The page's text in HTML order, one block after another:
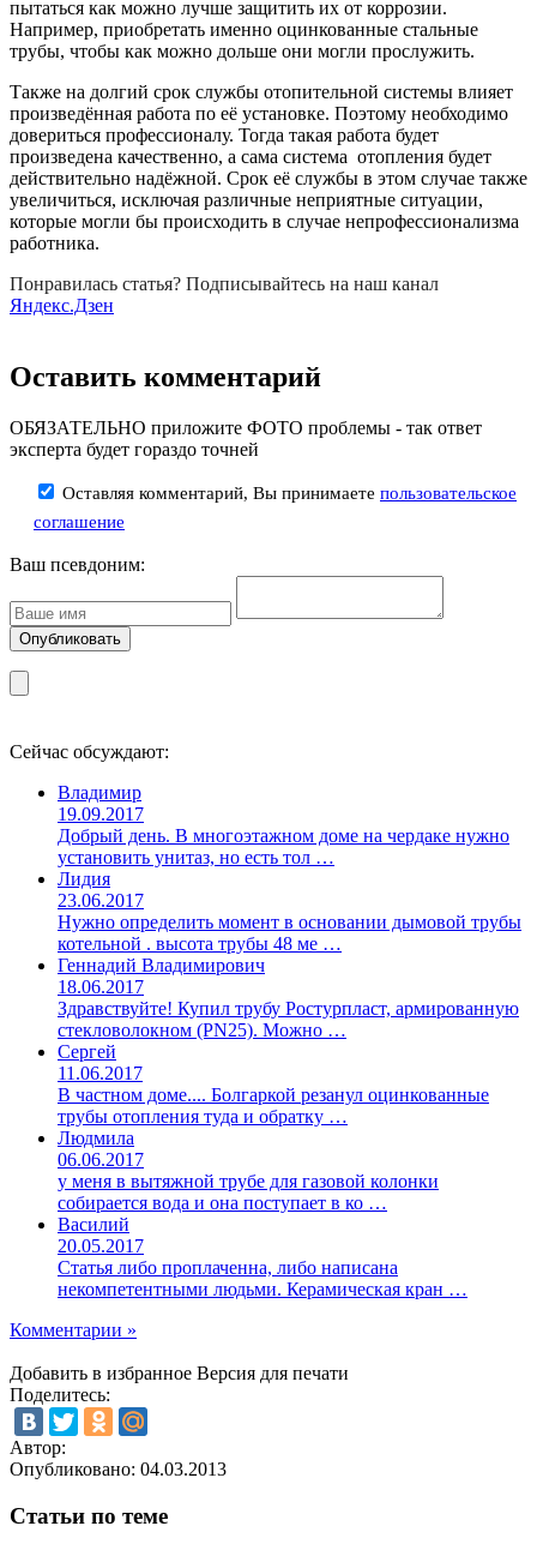
пытаться как можно лучше защитить их от коррозии.
Например, приобретать именно оцинкованные стальные
трубы, чтобы как можно дольше они могли прослужить.
Также на долгий срок службы отопительной системы влияет
произведённая работа по её установке. Поэтому необходимо
довериться профессионалу. Тогда такая работа будет
произведена качественно, а сама система отопления будет
действительно надёжной. Срок её службы в этом случае также
увеличиться, исключая различные неприятные ситуации,
которые могли бы происходить в случае непрофессионализма
работника.
Понравилась статья? Подписывайтесь на наш канал
Яндекс.Дзен
Оставить комментарий
ОБЯЗАТЕЛЬНО приложите ФОТО проблемы - так ответ
эксперта будет гораздо точней
Оставляя комментарий, Вы принимаете пользовательское
соглашение
Ваш псевдоним:
Сейчас обсуждают:
Владимир
19.09.2017
Добрый день. В многоэтажном доме на чердаке нужно
установить унитаз, но есть тол …
Лидия
23.06.2017
Нужно определить момент в основании дымовой трубы
котельной . высота трубы 48 ме …
Геннадий Владимирович
18.06.2017
Здравствуйте! Купил трубу Ростурпласт, армированную
стекловолокном (PN25). Можно …
Сергей
11.06.2017
В частном доме.... Болгаркой резанул оцинкованные
трубы отопления туда и обратку …
Людмила
06.06.2017
у меня в вытяжной трубе для газовой колонки
собирается вода и она поступает в ко …
Василий
20.05.2017
Статья либо проплаченна, либо написана
некомпетентными людьми. Керамическая кран …
Комментарии »
Добавить в избранное Версия для печати
Поделитесь:
Автор:
Опубликовано: 04.03.2013
Статьи по теме